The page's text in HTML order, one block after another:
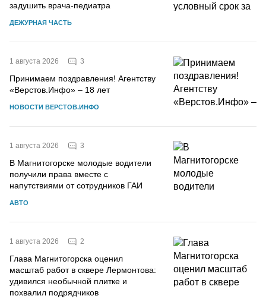
задушить врача-педиатра
ДЕЖУРНАЯ ЧАСТЬ
1 августа 2026 3
Принимаем поздравления! Агентству
«Верстов.Инфо» – 18 лет
НОВОСТИ ВЕРСТОВ.ИНФО
1 августа 2026 3
В Магнитогорске молодые водители
получили права вместе с
напутствиями от сотрудников ГАИ
АВТО
1 августа 2026 2
Глава Магнитогорска оценил
масштаб работ в сквере Лермонтова:
удивился необычной плитке и
похвалил подрядчиков